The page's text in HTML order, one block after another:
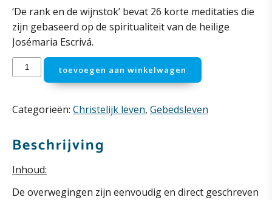
‘De rank en de wijnstok’ bevat 26 korte meditaties die
zijn gebaseerd op de spiritualiteit van de heilige
Josémaria Escrivá.
rank
de
aantal
toevoegen aan winkelwagen
Categorieën: Christelijk leven, Gebedsleven
Beschrijving
Inhoud:
De overwegingen zijn eenvoudig en direct geschreven